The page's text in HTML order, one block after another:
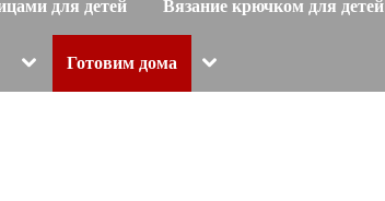
для детей Вязание крючком для детей
Toggle
menu
Готовим дома Toggle
menu